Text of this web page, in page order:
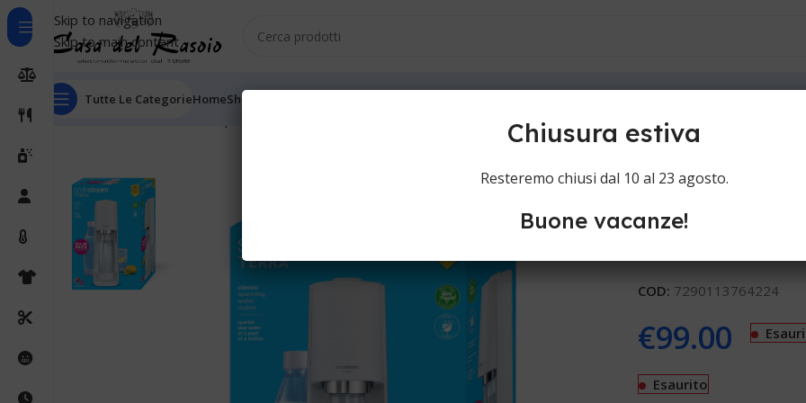
Skip to navigation
Skip to main content
Tutte Le CategorieHomeShop
Home Sodastream Gasatore Terra white value pack
Sodastream
pack
Gasatori acqua
COD: 7290113764224
€99.00
Esaurito
Chiusura estiva
Resteremo chiusi dal 10 al 23 agosto.
Buone vacanze!